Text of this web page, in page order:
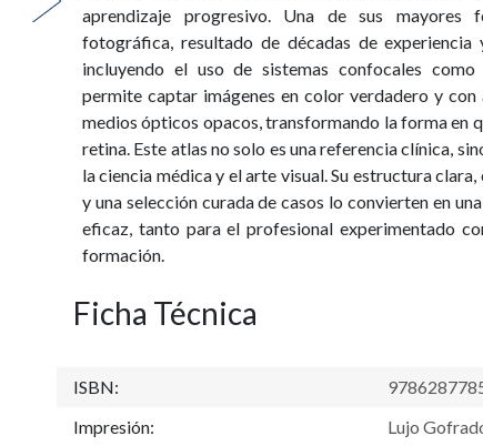
Ver libros Ver
aprendizaje progresivo. Una de sus mayores
fotográfica, resultado de décadas de experiencia
incluyendo el uso de sistemas confocales como
permite captar imágenes en color verdadero y
medios ópticos opacos, transformando la forma en
retina. Este atlas no solo es una referencia clínica,
la ciencia médica y el arte visual. Su estructura
y una selección curada de casos lo convierten en
eficaz, tanto para el profesional experimentado
formación.
Ficha Técnica
ISBN:
Impresión:
Lujo